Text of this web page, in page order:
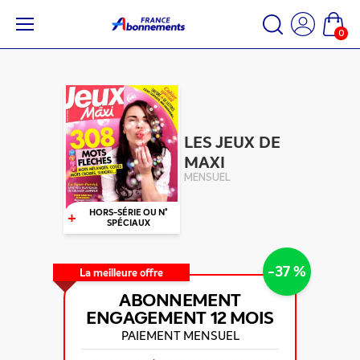
0
+
HORS-SÉRIE OU N°
SPÉCIAUX
LES JEUX DE
MAXI
MENSUEL
La meilleure offre -37 %
ABONNEMENT
ENGAGEMENT12 MOIS
PAIEMENT MENSUEL